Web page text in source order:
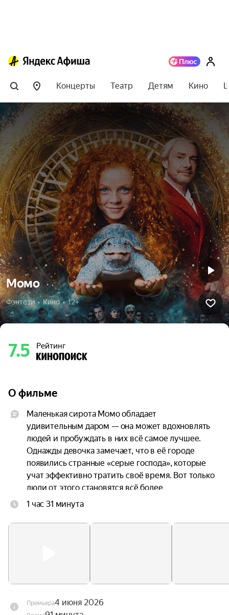
Концерты Театр Детям Кино
Момо
Фэнтези  •  Кино  •  12+
7.5 Рейтинг
О фильме
Маленькая сирота Момо обладает
удивительным даром — она может вдохновлять
людей и пробуждать в них всё самое лучшее.
Однажды девочка замечает, что в её городе
появились странные «серые господа», которые
учат эффективно тратить своё время. Вот только
люди от этого становятся всё более
несчастными, ведь в погоне за продуктивностью
объединяется с Хранителем времени и
1 час 31 минута
Премьера4 июня 2026